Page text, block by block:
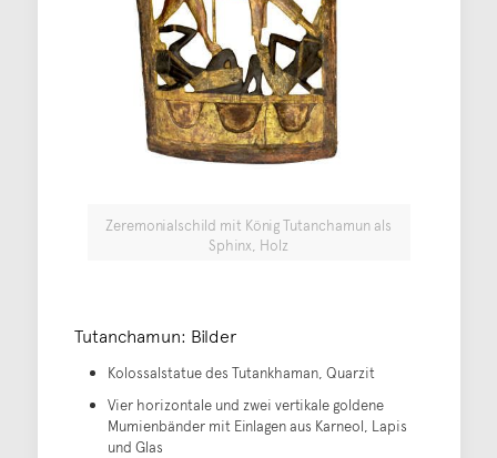
Zeremonialschild mit König Tutanchamun als
Sphinx, Holz
Tutanchamun: Bilder
Kolossalstatue des Tutankhaman, Quarzit
Vier horizontale und zwei vertikale goldene
Mumienbänder mit Einlagen aus Karneol, Lapis
und Glas